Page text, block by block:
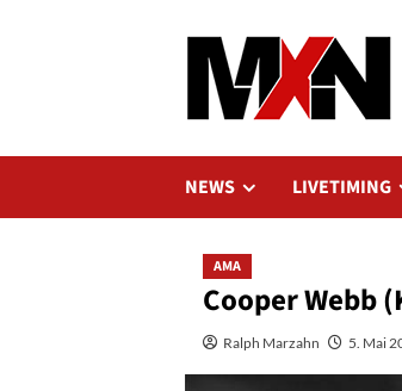
NEWS LIVETIMING
AMA
Cooper Webb
Ralph Marzahn 5. Mai